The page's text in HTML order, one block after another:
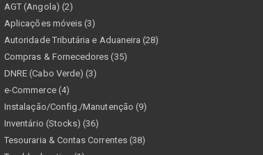
AGT (Angola) (2)
Aplicações móveis (3)
Autoridade Tributária e Aduaneira (28)
Compras & Fornecedores (35)
DNRE (Cabo Verde) (3)
e-Commerce (4)
Instalação/Config./Manutenção (9)
Inventário (Stocks) (36)
Tesouraria & Contas Correntes (38)